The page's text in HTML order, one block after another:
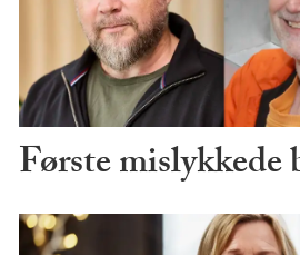
Første mislykkede